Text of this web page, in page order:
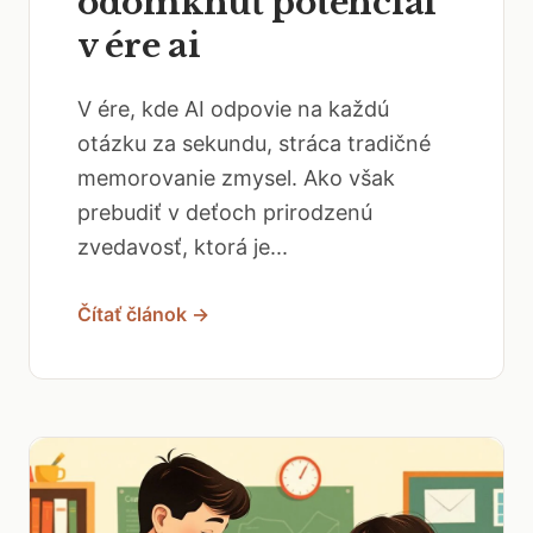
v ére ai
V ére, kde AI odpovie na každú
otázku za sekundu, stráca tradičné
memorovanie zmysel. Ako však
prebudiť v deťoch prirodzenú
zvedavosť, ktorá je...
Čítať článok →